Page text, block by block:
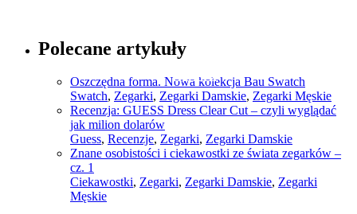
Sprawdź
Polecane artykuły
Oszczędna forma. Nowa kolekcja Bau Swatch
Swatch, Zegarki, Zegarki Damskie, Zegarki Męskie
Recenzja: GUESS Dress Clear Cut – czyli wyglądać
jak milion dolarów
Guess, Recenzje, Zegarki, Zegarki Damskie
Znane osobistości i ciekawostki ze świata zegarków –
cz. 1
Ciekawostki, Zegarki, Zegarki Damskie, Zegarki
Męskie